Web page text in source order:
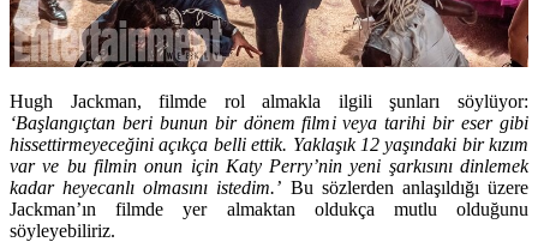
Hugh Jackman, filmde rol almakla ilgili şunları söylüyor:
‘Başlangıçtan beri bunun bir dönem filmi veya tarihi bir eser gibi
hissettirmeyeceğini açıkça belli ettik. Yaklaşık 12 yaşındaki bir kızım
var ve bu filmin onun için Katy Perry’nin yeni şarkısını dinlemek
kadar heyecanlı olmasını istedim.’ Bu sözlerden anlaşıldığı üzere
Jackman’ın filmde yer almaktan oldukça mutlu olduğunu
söyleyebiliriz.